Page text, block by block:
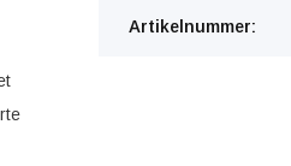
Artikelnummer: